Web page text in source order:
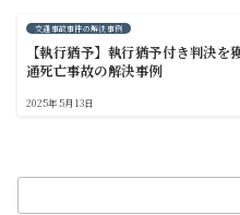
交通事故事件の解決事例
【執行猶予】執行猶予付き判決
通死亡事故の解決事例
2025年5月13日
検